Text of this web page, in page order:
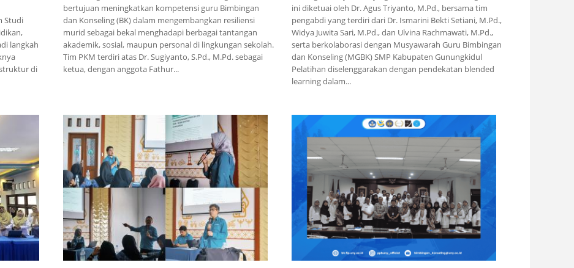
Studi
langkah
di
bertujuan meningkatkan kompetensi guru Bimbingan
dan Konseling (BK) dalam mengembangkan resiliensi
murid sebagai bekal menghadapi berbagai tantangan
akademik, sosial, maupun personal di lingkungan sekolah.
Tim PKM terdiri atas Dr. Sugiyanto, S.Pd., M.Pd. sebagai
ketua, dengan anggota Fathur...
ini diketuai oleh Dr. Agus Triyanto, M.Pd., bersama tim
pengabdi yang terdiri dari Dr. Ismarini Bekti Setiani, M.Pd.,
Widya Juwita Sari, M.Pd., dan Ulvina Rachmawati, M.Pd.,
serta berkolaborasi dengan Musyawarah Guru Bimbingan
dan Konseling (MGBK) SMP Kabupaten Gunungkidul
Pelatihan diselenggarakan dengan pendekatan blended
learning dalam...